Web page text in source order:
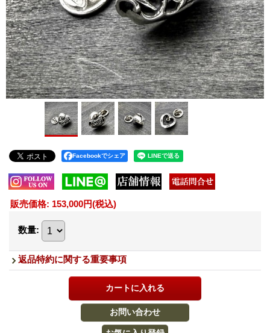
Facebookでシェア
販売価格: 153,000円(税込)
数量:
返品特約に関する重要事項